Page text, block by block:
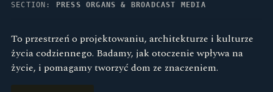
SECTION: PRESS ORGANS & BROADCAST MEDIA
To przestrzeń o projektowaniu, architekturze i kulturze
życia codziennego. Badamy, jak otoczenie wpływa na
życie, i pomagamy tworzyć dom ze znaczeniem.